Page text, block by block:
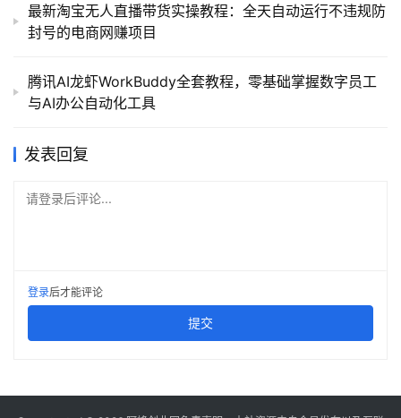
最新淘宝无人直播带货实操教程：全天自动运行不违规防
封号的电商网赚项目
腾讯AI龙虾WorkBuddy全套教程，零基础掌握数字员工
与AI办公自动化工具
发表回复
请登录后评论...
登录后才能评论
提交